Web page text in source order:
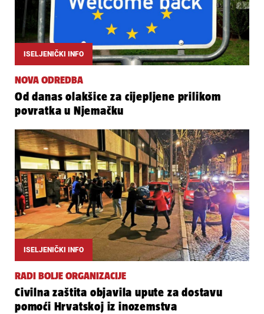
ISELJENIČKI INFO
NOVA ODREDBA
Od danas olakšice za cijepljene prilikom
povratka u Njemačku
ISELJENIČKI INFO
RADI BOLJE ORGANIZACIJE
Civilna zaštita objavila upute za dostavu
pomoći Hrvatskoj iz inozemstva